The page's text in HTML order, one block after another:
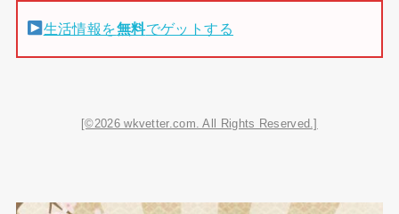
生活情報を無料でゲットする
[©2026 wkvetter.com. All Rights Reserved.]